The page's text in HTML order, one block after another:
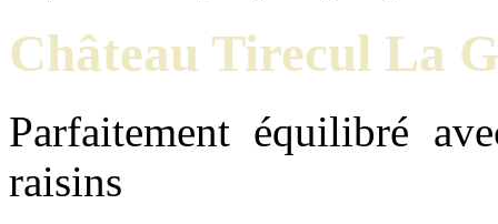
Château Tirecul La
Parfaitement équilibré
raisins